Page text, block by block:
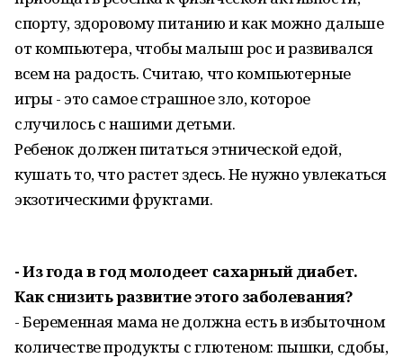
спорту, здоровому питанию и как можно дальше
от компьютера, чтобы малыш рос и развивался
всем на радость. Считаю, что компьютерные
игры - это самое страшное зло, которое
случилось с нашими детьми.
Ребенок должен питаться этнической едой,
кушать то, что растет здесь. Не нужно увлекаться
экзотическими фруктами.
- Из года в год молодеет сахарный диабет.
Как снизить развитие этого заболевания?
- Беременная мама не должна есть в избыточном
количестве продукты с глютеном: пышки, сдобы,